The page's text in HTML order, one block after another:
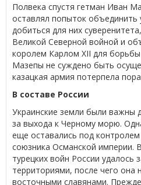
Полвека спустя гетман Иван
оставлял попыток объединить
добиться для них
Великой Северной войной и
королем Карлом XII для
Мазепы не суждено быть
казацкая армия потерпела
В составе России
Украинские земли были важны
за выхода к Черному морю.
еще оставались под
союзника Османской империи.
турецких войн России
территориями, после чего она
восточными славянами.